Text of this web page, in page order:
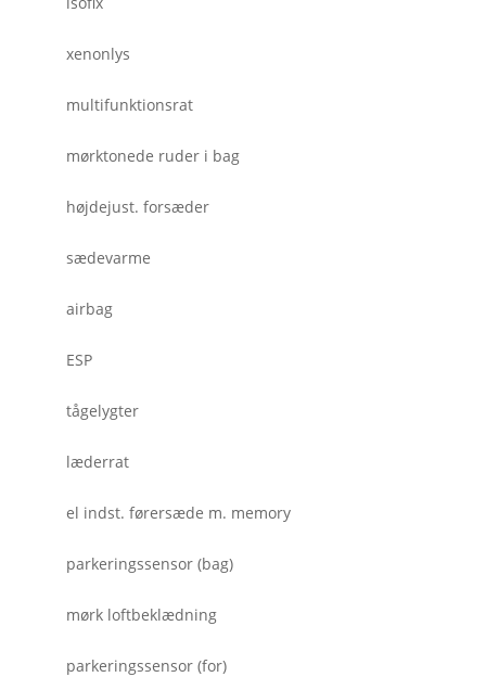
xenonlys
multifunktionsrat
mørktonede ruder i bag
højdejust. forsæder
sædevarme
airbag
ESP
tågelygter
læderrat
el indst. førersæde m. memory
parkeringssensor (bag)
mørk loftbeklædning
parkeringssensor (for)